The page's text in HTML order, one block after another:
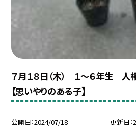
７月１８日（木） １〜６年生 人
【思いやりのある子】
公開日 2024/07/18 更新日